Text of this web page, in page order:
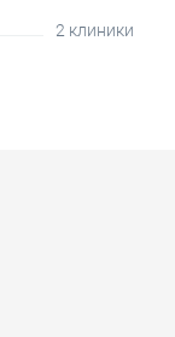
2 клиники